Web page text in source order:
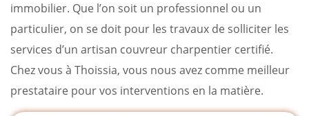
immobilier. Que l’on soit un professionnel ou un
particulier, on se doit pour les travaux de solliciter les
services d’un artisan couvreur charpentier certifié.
Chez vous à Thoissia, vous nous avez comme meilleur
prestataire pour vos interventions en la matière.